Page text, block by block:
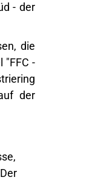
- der
die
"FFC -
der